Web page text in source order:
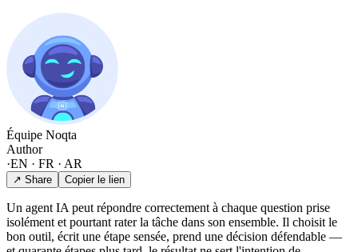
Équipe Noqta
Author
·EN · FR · AR
↗ Share Copier le lien
Un agent IA peut répondre correctement à chaque question prise
isolément et pourtant rater la tâche dans son ensemble. Il choisit le
bon outil, écrit une étape sensée, prend une décision défendable —